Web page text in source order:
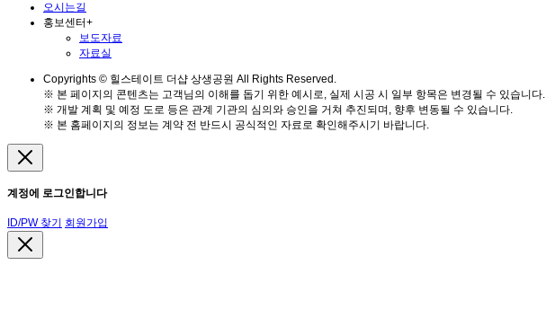
오시는길
홍보센터+
보도자료
자료실
Copyrights © 힐스테이트 더샵 상생공원 All Rights Reserved.
※ 본 페이지의 콘텐츠는 고객님의 이해를 돕기 위한 예시로, 실제 시공 시 일부 항목은 변경될 수 있습니다.
※ 개발 계획 및 예정 도로 등은 관계 기관의 심의와 승인을 거쳐 추진되며, 향후 변동될 수 있습니다.
※ 본 홈페이지의 정보는 계약 전 반드시 공식적인 자료로 확인해주시기 바랍니다.
계정에 로그인합니다
ID/PW 찾기 회원가입